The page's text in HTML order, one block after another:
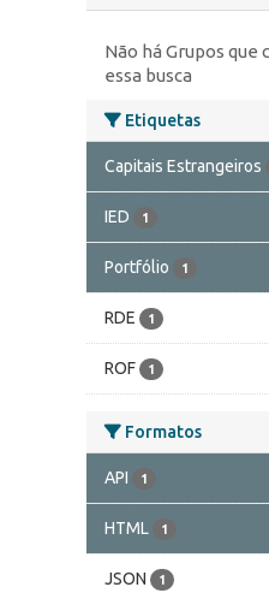
Não há Grupos que
essa busca
Etiquetas
Capitais Estrangeiros
IED 1
Portfólio 1
RDE 1
ROF 1
Formatos
API 1
HTML 1
JSON 1